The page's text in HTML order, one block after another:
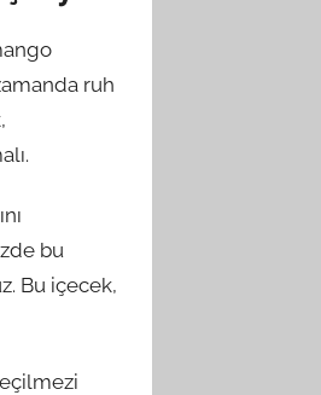
ruh
bu
Bu içecek,